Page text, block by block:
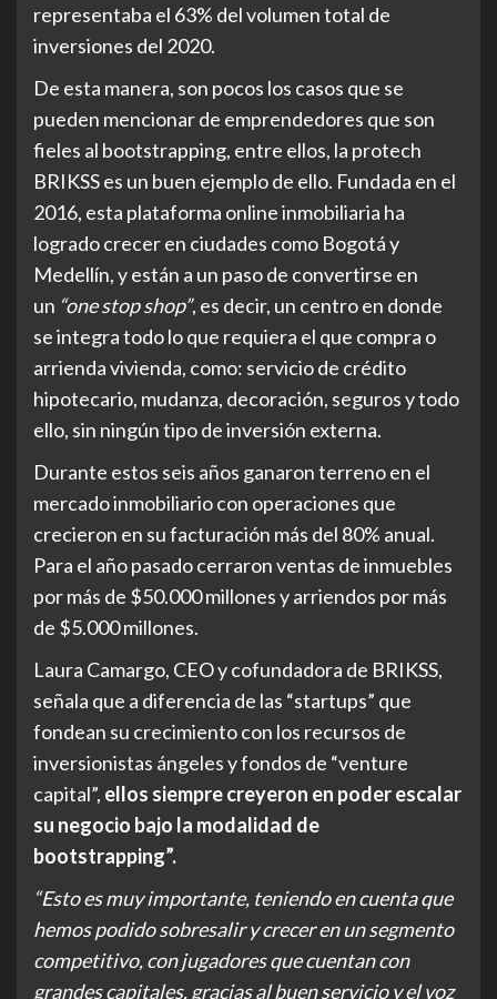
representaba el 63% del volumen total de
inversiones del 2020.
De esta manera, son pocos los casos que se
pueden mencionar de emprendedores que son
fieles al bootstrapping, entre ellos, la protech
BRIKSS es un buen ejemplo de ello. Fundada en el
2016, esta plataforma online inmobiliaria ha
logrado crecer en ciudades como Bogotá y
Medellín, y están a un paso de convertirse en
un “one stop shop”, es decir, un centro en donde
se integra todo lo que requiera el que compra o
arrienda vivienda, como: servicio de crédito
hipotecario, mudanza, decoración, seguros y todo
ello, sin ningún tipo de inversión externa.
Durante estos seis años ganaron terreno en el
mercado inmobiliario con operaciones que
crecieron en su facturación más del 80% anual.
Para el año pasado cerraron ventas de inmuebles
por más de $50.000 millones y arriendos por más
de $5.000 millones.
Laura Camargo, CEO y cofundadora de BRIKSS,
señala que a diferencia de las “startups” que
fondean su crecimiento con los recursos de
inversionistas ángeles y fondos de “venture
capital”, ellos siempre creyeron en poder escalar
su negocio bajo la modalidad de
bootstrapping”.
“Esto es muy importante, teniendo en cuenta que
hemos podido sobresalir y crecer en un segmento
competitivo, con jugadores que cuentan con
grandes capitales, gracias al buen servicio y el voz